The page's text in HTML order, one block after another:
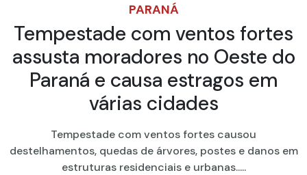
PARANÁ
Tempestade com ventos fortes
assusta moradores no Oeste do
Paraná e causa estragos em
várias cidades
Tempestade com ventos fortes causou
destelhamentos, quedas de árvores, postes e danos em
estruturas residenciais e urbanas.....